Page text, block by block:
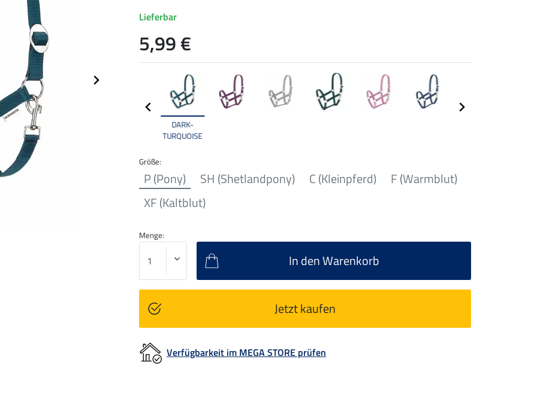
DARK-
TURQUOISE
Größe:
P (Pony) SH (Shetlandpony) C (Kleinpferd)
F (Warmblut)
XF (Kaltblut)
Lieferbar
5,99 €
Menge:
In den Warenkorb
Jetzt kaufen
Verfügbarkeit im MEGA STORE prüfen